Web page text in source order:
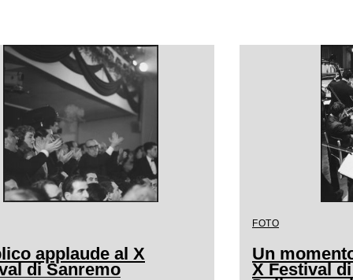
applaude al X
di Sanremo
FOTO
Un
X Festival